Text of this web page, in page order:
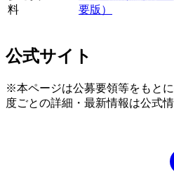
料
要版）
公式サイト
※本ページは公募要領等をもと
度ごとの詳細・最新情報は公式